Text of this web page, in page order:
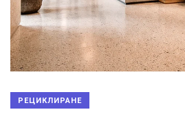
РЕЦИКЛИРАНЕ